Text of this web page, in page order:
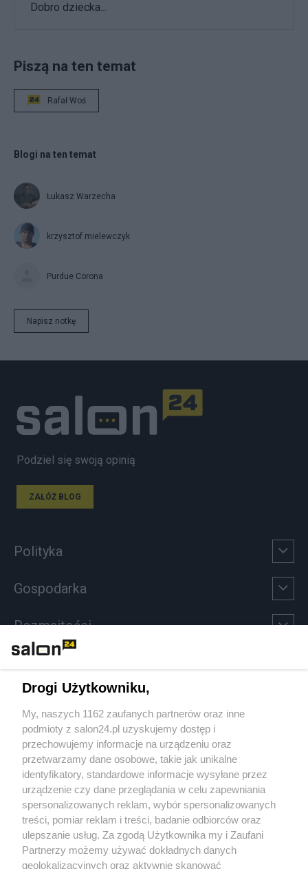
Dobro dziecka...
Piszą na ten temat
Rafał Woś
Blogi na ten temat
Łukasz Warzecha
krzysztof mielewczyk
Purdue Corona
Napisz notkę
Podziel się swoją opinią
ZAŁÓŻ BLOG
Polityka
Gospodarka
Rozmaitości
Sport
Społeczeństwo
Kultura
X Facebook Instagram Youtube
Drogi Użytkowniku,
My, naszych 1162 zaufanych partnerów oraz inne
podmioty z salon24.pl uzyskujemy dostęp i
przechowujemy informacje na urządzeniu oraz
przetwarzamy dane osobowe, takie jak unikalne
identyfikatory, standardowe informacje wysyłane przez
urządzenie czy dane przeglądania w celu zapewniania
spersonalizowanych reklam, wybór spersonalizowanych
treści, pomiar reklam i treści, badanie odbiorców oraz
ulepszanie usług. Za zgodą Użytkownika my i Zaufani
Partnerzy możemy używać dokładnych danych
geolokalizacyjnych oraz aktywnie skanować